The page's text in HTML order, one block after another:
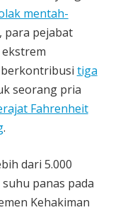
mentah-
para pejabat
tiga
seorang pria
Fahrenheit
.
dari 5.000
panas pada
Kehakiman